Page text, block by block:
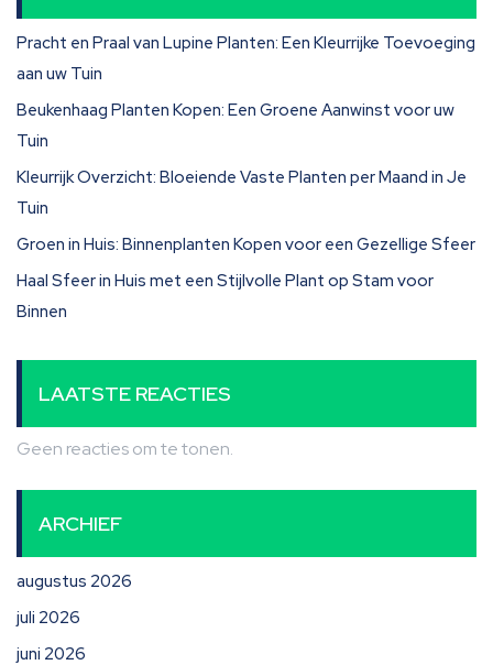
Pracht en Praal van Lupine Planten: Een Kleurrijke Toevoeging
aan uw Tuin
Beukenhaag Planten Kopen: Een Groene Aanwinst voor uw
Tuin
Kleurrijk Overzicht: Bloeiende Vaste Planten per Maand in Je
Tuin
Groen in Huis: Binnenplanten Kopen voor een Gezellige Sfeer
Haal Sfeer in Huis met een Stijlvolle Plant op Stam voor
Binnen
LAATSTE REACTIES
Geen reacties om te tonen.
ARCHIEF
augustus 2026
juli 2026
juni 2026